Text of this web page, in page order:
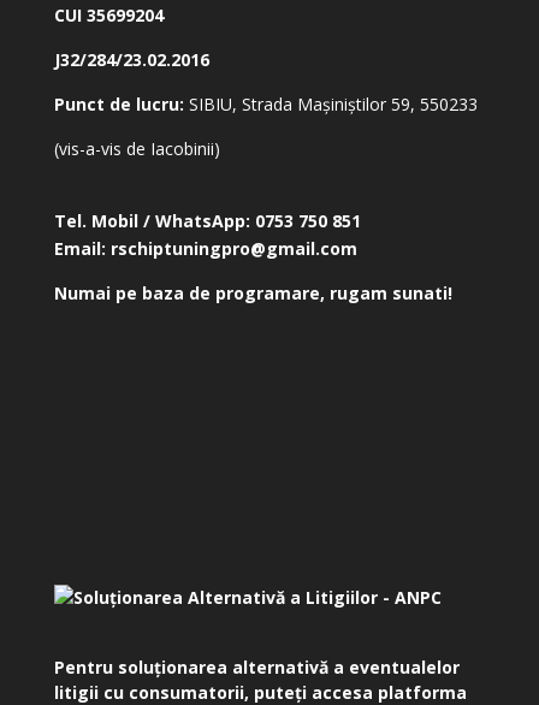
CUI 35699204
J32/284/23.02.2016
Punct de lucru: SIBIU, Strada Mașiniștilor 59, 550233
(vis-a-vis de Iacobinii)
Tel. Mobil / WhatsApp: 0753 750 851
Email: rschiptuningpro@gmail.com
Numai pe baza de programare, rugam sunati!
Pentru soluționarea alternativă a eventualelor
litigii cu consumatorii, puteți accesa platforma